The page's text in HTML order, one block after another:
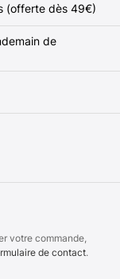
(offerte dès 49€)
de
votre commande,
de contact.